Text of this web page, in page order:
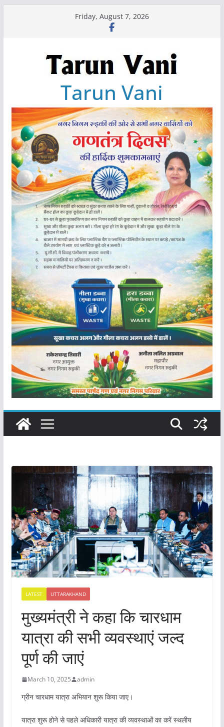
Friday, August 7, 2026
Tarun Vani
LATEST UTTARAKHAND
मुख्यमंत्री ने कहा कि चारधाम
यात्रा की सभी व्यवस्थाएं जल्द
पूर्ण की जाएं
March 10, 2025 admin
ग्रीन चारधाम यात्रा अभियान शुरू किया जाए।
यात्रा शुरू होने से पहले अधिकारी यात्रा की व्यवस्थाओं का करें स्थलीय